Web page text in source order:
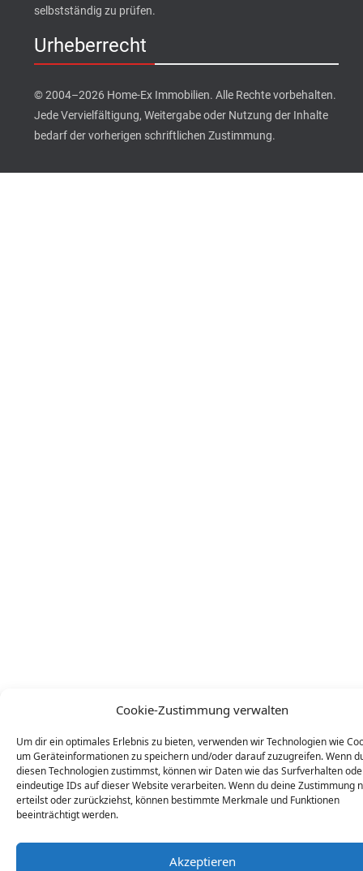
Cookie-Zustimmung verwalten
Um dir ein optimales Erlebnis zu bieten, verwenden wir Technologien wie
um Geräteinformationen zu speichern und/oder darauf zuzugreifen. Wenn
diesen Technologien zustimmst, können wir Daten wie das Surfverhalten
eindeutige IDs auf dieser Website verarbeiten. Wenn du deine Zustimmung
erteilst oder zurückziehst, können bestimmte Merkmale und Funktionen
beeinträchtigt werden.
Akzeptieren
selbstständig zu prüfen.
Urheberrecht
© 2004–2026 Home-Ex Immobilien. Alle Rechte vorbehalten.
Jede Vervielfältigung, Weitergabe oder Nutzung der Inhalte
bedarf der vorherigen schriftlichen Zustimmung.